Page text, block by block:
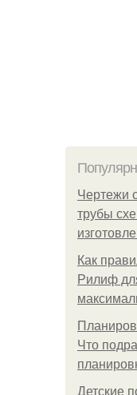
Чертежи
трубы
Как
Рилиф
Что
Детские